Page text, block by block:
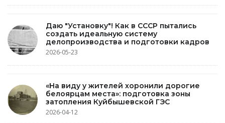
Даю "Установку"! Как в СССР пытались
создать идеальную систему
делопроизводства и подготовки кадров
2026-05-23
«На виду у жителей хоронили дорогие
белоярцам места»: подготовка зоны
затопления Куйбышевской ГЭС
2026-04-12